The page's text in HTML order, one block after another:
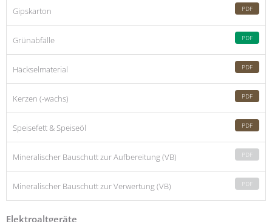
Gipskarton PDF
Grünabfälle PDF
Häckselmaterial PDF
Kerzen (-wachs) PDF
Speisefett & Speiseöl PDF
Mineralischer Bauschutt zur Aufbereitung (VB) PDF
Mineralischer Bauschutt zur Verwertung (VB) PDF
Elektroaltgeräte